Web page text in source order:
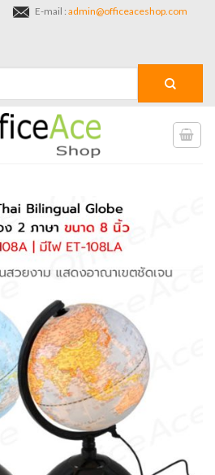
E-mail : admin@officeaceshop.com